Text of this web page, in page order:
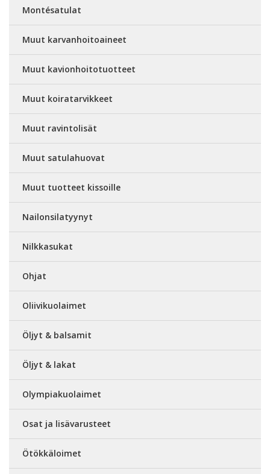
Montésatulat
Muut karvanhoitoaineet
Muut kavionhoitotuotteet
Muut koiratarvikkeet
Muut ravintolisät
Muut satulahuovat
Muut tuotteet kissoille
Nailonsilatyynyt
Nilkkasukat
Ohjat
Oliivikuolaimet
Öljyt & balsamit
Öljyt & lakat
Olympiakuolaimet
Osat ja lisävarusteet
Ötökkäloimet